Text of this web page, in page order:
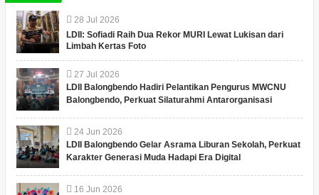
28 Jul 2026
LDII: Sofiadi Raih Dua Rekor MURI Lewat Lukisan dari
Limbah Kertas Foto
27 Jul 2026
LDII Balongbendo Hadiri Pelantikan Pengurus MWCNU
Balongbendo, Perkuat Silaturahmi Antarorganisasi
24 Jun 2026
LDII Balongbendo Gelar Asrama Liburan Sekolah, Perkuat
Karakter Generasi Muda Hadapi Era Digital
16 Jun 2026